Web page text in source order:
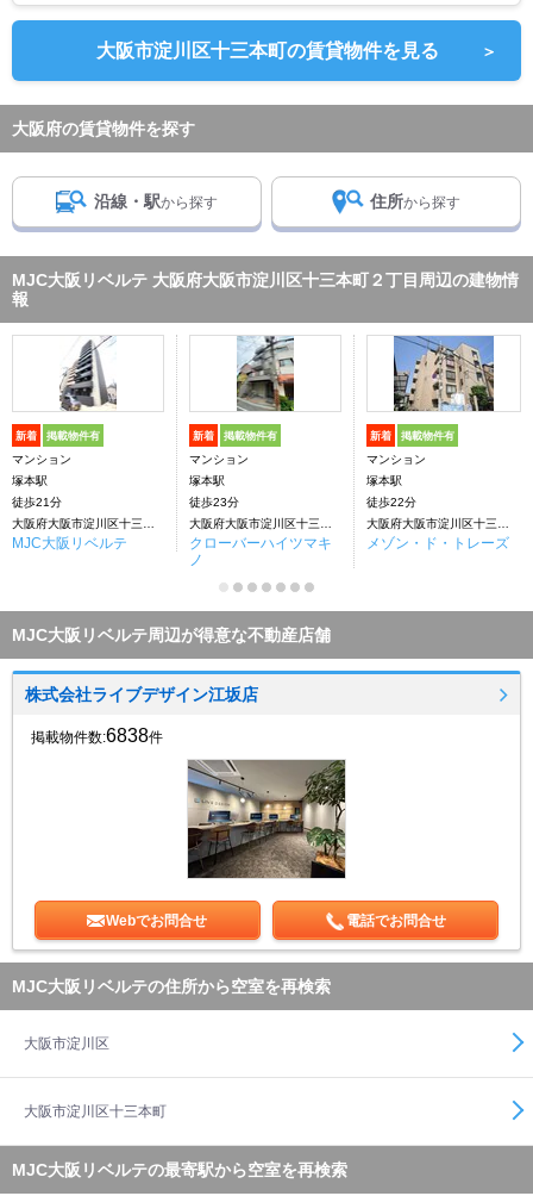
大阪市淀川区十三本町の賃貸物件を見る ＞
大阪府の賃貸物件を探す
沿線・駅から探す 住所から探す
MJC大阪リベルテ 大阪府大阪市淀川区十三本町２丁目周辺の建物情
報
新着 掲載物件有
マンション
塚本駅
徒歩21分
MJC大阪リベルテ
新着 掲載物件有
マンション
塚本駅
徒歩23分
クローバーハイツマキ
ノ
新着 掲載物件有
マンション
塚本駅
徒歩22分
メゾン・ド・トレーズ
MJC大阪リベルテ周辺が得意な不動産店舗
株式会社ライブデザイン江坂店
掲載物件数:6838件
Webでお問合せ 電話でお問合せ
MJC大阪リベルテの住所から空室を再検索
大阪市淀川区
大阪市淀川区十三本町
MJC大阪リベルテの最寄駅から空室を再検索